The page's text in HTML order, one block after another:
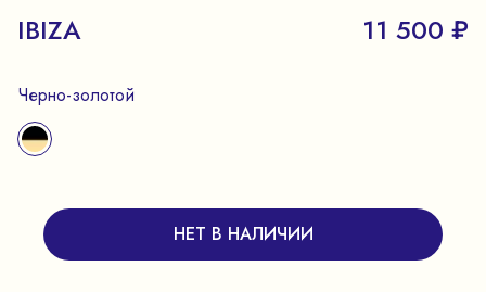
IBIZA 11 500 ₽
Черно-золотой
НЕТ В НАЛИЧИИ